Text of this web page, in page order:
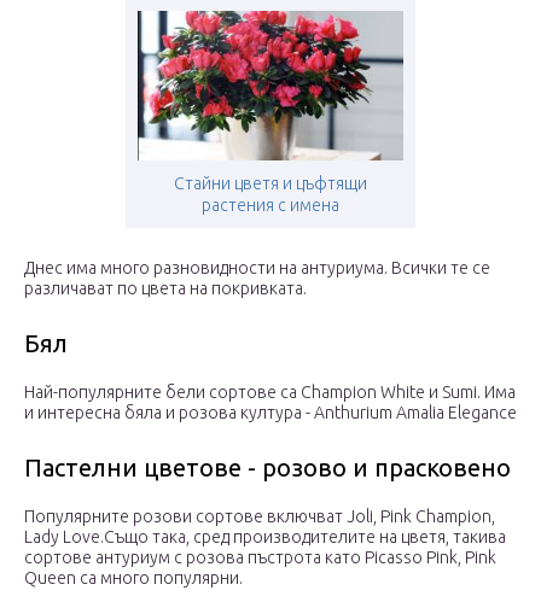
Стайни цветя и цъфтящи
растения с имена
Днес има много разновидности на антуриума. Всички те се
различават по цвета на покривката.
Бял
Най-популярните бели сортове са Champion White и Sumi. Има
и интересна бяла и розова култура - Anthurium Amalia Elegance
Пастелни цветове - розово и прасковено
Популярните розови сортове включват Joli, Pink Champion,
Lady Love.Също така, сред производителите на цветя, такива
сортове антуриум с розова пъстрота като Picasso Pink, Pink
Queen са много популярни.